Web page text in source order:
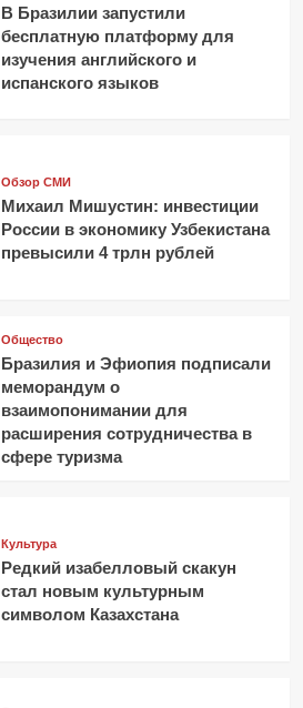
В Бразилии запустили
бесплатную платформу для
изучения английского и
испанского языков
Обзор СМИ
Михаил Мишустин: инвестиции
России в экономику Узбекистана
превысили 4 трлн рублей
Общество
Бразилия и Эфиопия подписали
меморандум о
взаимопонимании для
расширения сотрудничества в
сфере туризма
Культура
Редкий изабелловый скакун
стал новым культурным
символом Казахстана